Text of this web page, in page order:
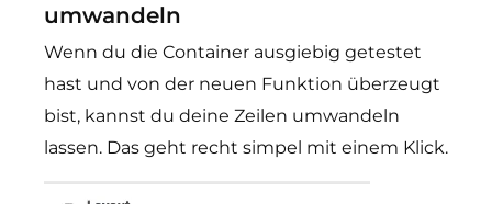
umwandeln
Wenn du die Container ausgiebig getestet
hast und von der neuen Funktion überzeugt
bist, kannst du deine Zeilen umwandeln
lassen. Das geht recht simpel mit einem Klick.